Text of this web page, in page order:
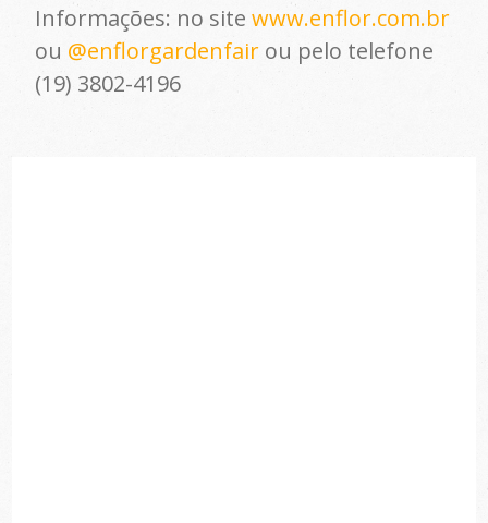
Informações: no sitewww.enflor.com.br
ou @enflorgardenfair ou pelo telefone
(19) 3802-4196